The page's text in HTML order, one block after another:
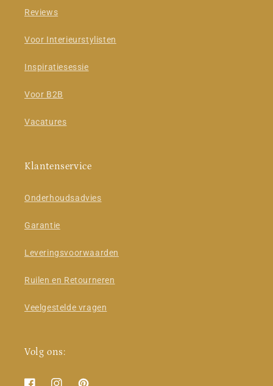
Reviews
Voor Interieurstylisten
Inspiratiesessie
Voor B2B
Vacatures
Klantenservice
Onderhoudsadvies
Garantie
Leveringsvoorwaarden
Ruilen en Retourneren
Veelgestelde vragen
Volg ons: